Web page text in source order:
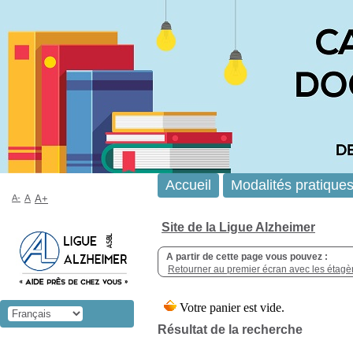
Site de la Ligue Alzheimer
A partir de cette page vous pouvez :
Retourner au premier écran avec les
Résultat de la recherche
Accueil Modalités pratiques
A- A A+